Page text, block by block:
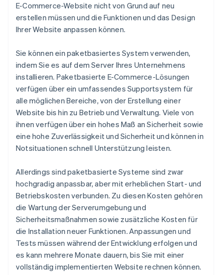
E-Commerce-Website nicht von Grund auf neu
erstellen müssen und die Funktionen und das Design
Ihrer Website anpassen können.
Sie können ein paketbasiertes System verwenden,
indem Sie es auf dem Server Ihres Unternehmens
installieren. Paketbasierte E-Commerce-Lösungen
verfügen über ein umfassendes Supportsystem für
alle möglichen Bereiche, von der Erstellung einer
Website bis hin zu Betrieb und Verwaltung. Viele von
ihnen verfügen über ein hohes Maß an Sicherheit sowie
eine hohe Zuverlässigkeit und Sicherheit und können in
Notsituationen schnell Unterstützung leisten.
Allerdings sind paketbasierte Systeme sind zwar
hochgradig anpassbar, aber mit erheblichen Start- und
Betriebskosten verbunden. Zu diesen Kosten gehören
die Wartung der Serverumgebung und
Sicherheitsmaßnahmen sowie zusätzliche Kosten für
die Installation neuer Funktionen. Anpassungen und
Tests müssen während der Entwicklung erfolgen und
es kann mehrere Monate dauern, bis Sie mit einer
vollständig implementierten Website rechnen können.